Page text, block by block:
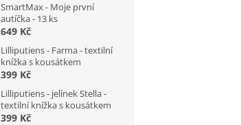
SmartMax - Moje první
autíčka - 13 ks
649 Kč
Lilliputiens - Farma - textilní
knížka s kousátkem
399 Kč
Lilliputiens - jelínek Stella -
textilní knížka s kousátkem
399 Kč